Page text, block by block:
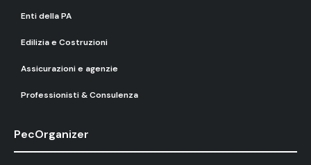
Enti della PA
Edilizia e Costruzioni
Assicurazioni e agenzie
Professionisti & Consulenza
PecOrganizer